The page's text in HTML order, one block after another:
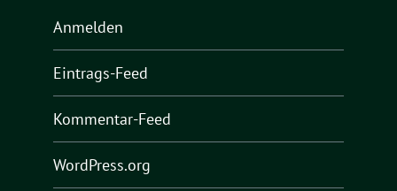
Anmelden
Eintrags-Feed
Kommentar-Feed
WordPress.org